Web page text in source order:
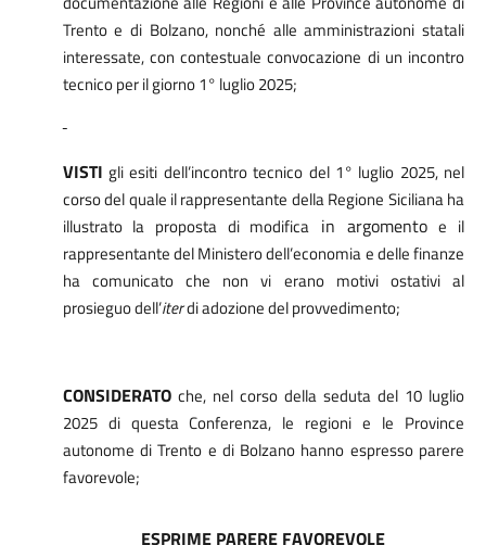
Trento e di Bolzano, nonché alle amministrazioni statali
interessate, con contestuale convocazione di un incontro
tecnico per il giorno 1° luglio 2025;
VISTI gli esiti dell’incontro tecnico del 1° luglio 2025, nel
corso del quale il rappresentante della Regione Siciliana ha
illustrato la proposta di modifica in argomentoe il
rappresentante del Ministero dell’economia e delle finanze
ha comunicato che non vi erano motivi ostativi al
prosieguo dell’iterdi adozione del provvedimento;
CONSIDERATOche, nel corso della seduta del 10 luglio
2025 di questa Conferenza, le regioni e le Province
autonome di Trento e di Bolzano hanno espresso parere
favorevole;
ESPRIME PARERE FAVOREVOLE